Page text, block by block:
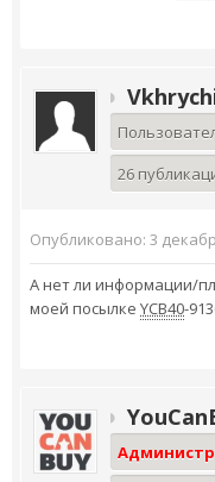
26
Опубликовано: 3
А нет ли информации/
моей посылке YCB40-